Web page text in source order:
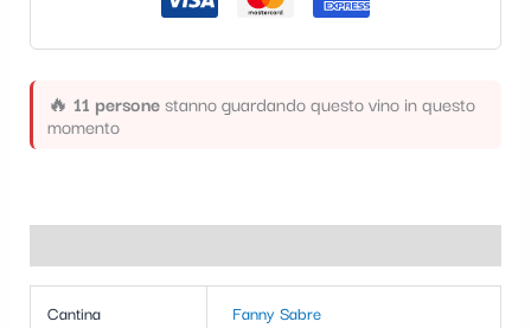
🔥 11 personestanno guardando questo vino in questo
momento
Cantina Fanny Sabre
g
o